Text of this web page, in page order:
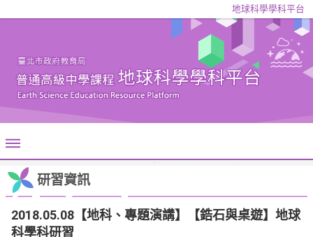
地球科學學科平台
研習資訊
2018.05.08【地科、專題演講】【鋯石與桌遊】地球
科學科研習